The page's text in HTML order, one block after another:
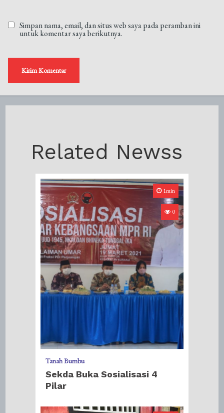
Simpan nama, email, dan situs web saya pada peramban ini
untuk komentar saya berikutnya.
Related Newss
1min
0
Tanah Bumbu
Sekda Buka Sosialisasi 4
Pilar